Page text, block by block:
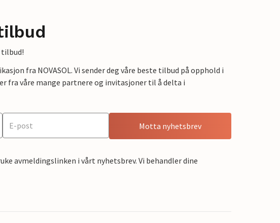
tilbud!
fra NOVASOL. Vi sender deg våre beste tilbud på opphold i
fra våre mange partnere og invitasjoner til å delta i
Motta nyhetsbrev
avmeldingslinken i vårt nyhetsbrev. Vi behandler dine